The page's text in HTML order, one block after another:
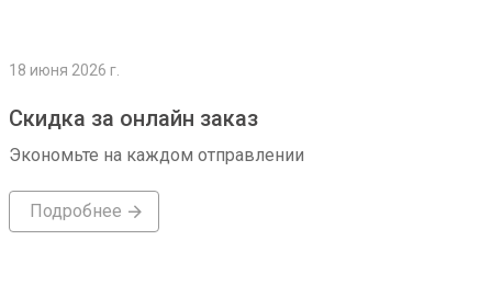
18 июня 2026 г.
Скидка за онлайн заказ
Экономьте на каждом отправлении
Подробнее